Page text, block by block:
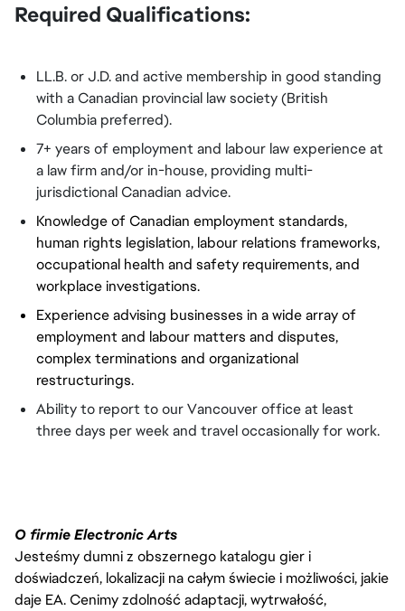
Required Qualifications:
LL.B. or J.D. and active membership in good standing
with a Canadian provincial law society (British
Columbia preferred).
7+ years of employment and labour law experience at
a law firm and/or in-house, providing multi-
jurisdictional Canadian advice.
Knowledge of Canadian employment standards,
human rights legislation, labour relations frameworks,
occupational health and safety requirements, and
workplace investigations.
Experience advising businesses in a wide array of
employment and labour matters and disputes,
complex terminations and organizational
restructurings.
Ability to report to our Vancouver office at least
three days per week and travel occasionally for work.
O firmie Electronic Arts
Jesteśmy dumni z obszernego katalogu gier i
doświadczeń, lokalizacji na całym świecie i możliwości, jakie
daje EA. Cenimy zdolność adaptacji, wytrwałość,